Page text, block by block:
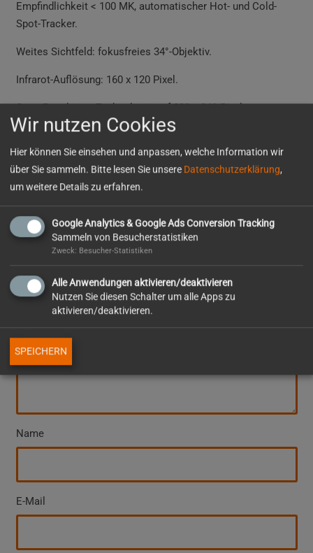
Empfindlichkeit < 100 MK, automatischer Hot- und Cold-
Spot-Tracker.
Weites Sichtfeld: fokusfreies 34°-Objektiv.
Infrarot-Auflösung: 160 x 120 Pixel.
SuperResolution-Technologie auf 320 x 240 Pixel.
Thermische Empfindlichkeit < 100 MK.
Festbrennweite: 34-Linse.
VERFÜGBARKEIT ANFRAGEN
Rufen Sie uns auch gerne an unter0 72 31 / 94 03 – 0, wenn
Sie eine eilige Buchungsanfrage haben.
Wann benötigen Sie das Mietobjekt und für wie lange?*
Name
E-Mail
Wir nutzen Cookies
Hier können Sie einsehen und anpassen, welche Information wir
über Sie sammeln. Bitte lesen Sie unsere Datenschutzerklärung,
um weitere Details zu erfahren.
Google Analytics & Google Ads Conversion Tracking
Sammeln von Besucherstatistiken
Zweck: Besucher-Statistiken
Alle Anwendungen aktivieren/deaktivieren
Nutzen Sie diesen Schalter um alle Apps zu
aktivieren/deaktivieren.
SPEICHERN